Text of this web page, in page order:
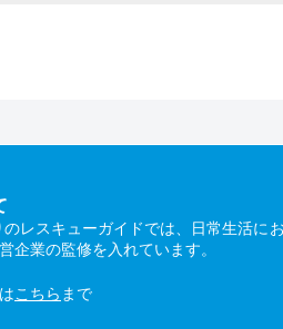
レスキューガイドでは、日常生活に
企業の監修を入れています。
こちら まで